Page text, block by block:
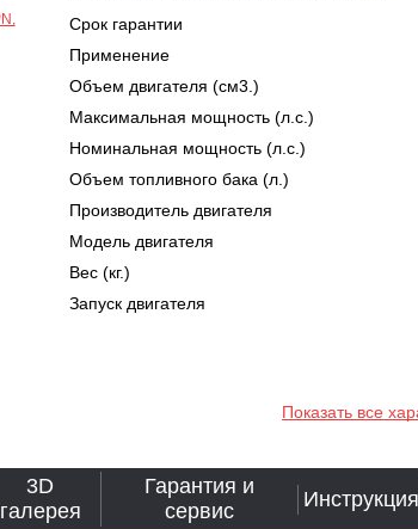
Срок гарантии
Применение
Объем двигателя (см3.)
Максимальная мощность (л.с.)
Номинальная мощность (л.с.)
Объем топливного бака (л.)
Производитель двигателя
Модель двигателя
Вес (кг.)
Запуск двигателя
Показать все
3D
галерея
Гарантия и
сервис
Инструкция